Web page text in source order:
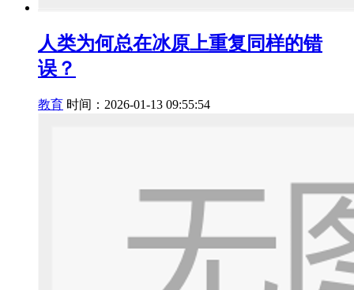
人类为何总在冰原上重复同样的错
误？
教育 时间：2026-01-13 09:55:54